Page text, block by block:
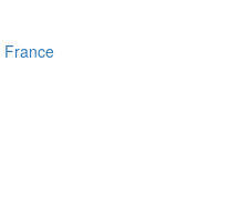
France